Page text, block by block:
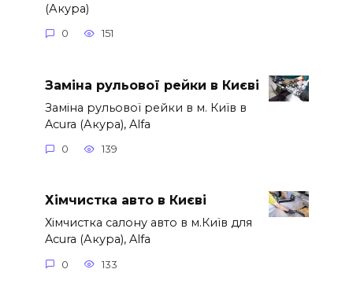
(Акура)
0 151
Заміна рульової рейки в Києві
Заміна рульової рейки в м. Київ в
Acura (Акура), Alfa
0 139
Хімчистка авто в Києві
Хімчистка салону авто в м.Київ для
Acura (Акура), Alfa
0 133